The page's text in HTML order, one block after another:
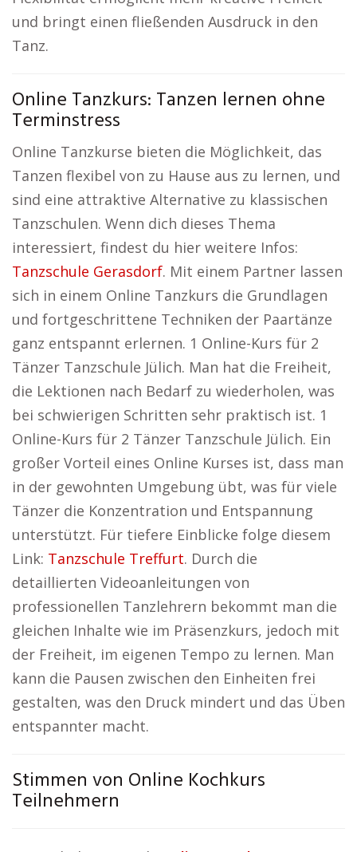
und bringt einen fließenden Ausdruck in den
Tanz.
Online Tanzkurs: Tanzen lernen ohne
Terminstress
Online Tanzkurse bieten die Möglichkeit, das
Tanzen flexibel von zu Hause aus zu lernen, und
sind eine attraktive Alternative zu klassischen
Tanzschulen. Wenn dich dieses Thema
interessiert, findest du hier weitere Infos:
Tanzschule Gerasdorf. Mit einem Partner lassen
sich in einem Online Tanzkurs die Grundlagen
und fortgeschrittene Techniken der Paartänze
ganz entspannt erlernen. 1 Online-Kurs für 2
Tänzer Tanzschule Jülich. Man hat die Freiheit,
die Lektionen nach Bedarf zu wiederholen, was
bei schwierigen Schritten sehr praktisch ist. 1
Online-Kurs für 2 Tänzer Tanzschule Jülich. Ein
großer Vorteil eines Online Kurses ist, dass man
in der gewohnten Umgebung übt, was für viele
Tänzer die Konzentration und Entspannung
unterstützt. Für tiefere Einblicke folge diesem
Link: Tanzschule Treffurt. Durch die
detaillierten Videoanleitungen von
professionellen Tanzlehrern bekommt man die
gleichen Inhalte wie im Präsenzkurs, jedoch mit
der Freiheit, im eigenen Tempo zu lernen. Man
kann die Pausen zwischen den Einheiten frei
gestalten, was den Druck mindert und das Üben
entspannter macht.
Stimmen von Online Kochkurs
Teilnehmern